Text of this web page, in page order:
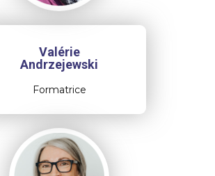
Valérie
Andrzejewski
Formatrice